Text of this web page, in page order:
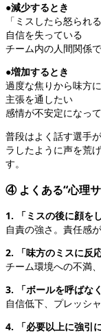
●減少するとき
「ミスしたら怒られ
自信を失っている
チーム内の人間関係
●増加するとき
過度な焦りから味方
主張を通したい
感情が不安定になっ
普段はよく話す選手
ラしたように声を荒
す。
④ よくある“心理
1. 「ミスの後に顔を
自責の強さ。責任感
2. 「味方のミスに反
チーム環境への不満
3. 「ボールを呼ばな
自信低下、プレッシ
4. 「必要以上に強引